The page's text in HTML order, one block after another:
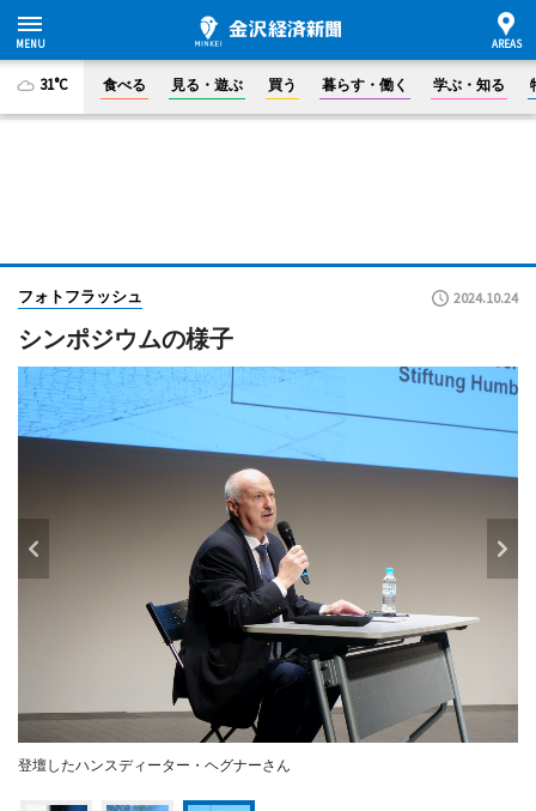
31°C 食べる 見る・遊ぶ 買う 暮らす・働く 学ぶ・知る
フォトフラッシュ 2024.10.24
シンポジウムの様子
登壇したハンスディーター・ヘグナーさん